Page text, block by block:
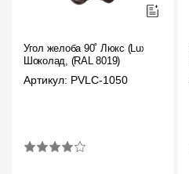
Угол желоба 90˚ Люкс (Lux)
Шоколад, (RAL 8019)
Артикул: PVLC-1050